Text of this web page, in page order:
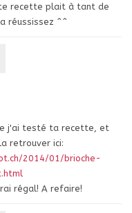
recette plait à tant de
réussissez ^^
j'ai testé ta recette, et
retrouver ici:
2014/01/brioche-
régal! A refaire!